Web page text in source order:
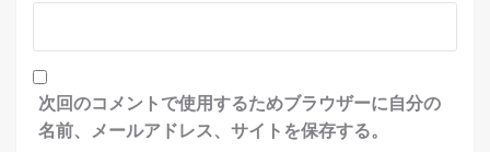
次回のコメントで使用するためブラウザーに自分の
名前、メールアドレス、サイトを保存する。